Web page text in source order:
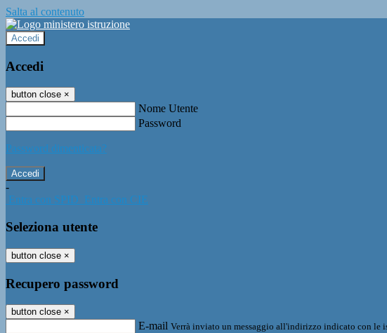
Salta al contenuto
Accedi
Accedi
button close ×
Nome Utente
Password
Password dimenticata?
-
Entra con SPID Entra con CIE
Seleziona utente
button close ×
Recupero password
button close ×
E-mail Verrà inviato un messaggio all'indirizzo indicato con le